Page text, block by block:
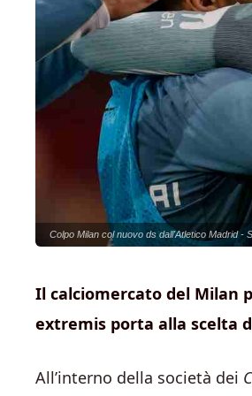
Colpo Milan col nuovo ds dall'Atletico Madrid -
Il calciomercato del Milan
extremis porta alla scelta
All’interno della società dei